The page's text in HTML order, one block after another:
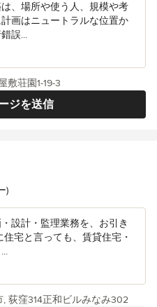
、場所や使う人、規模や考
画はニュートラルな位置か
誤...
ジを送信
敷荘園1-19-3
)
設計・監理業務を、お引き
宅と言っても、賃貸住宅・
荻窪314正和ビルみなみ302